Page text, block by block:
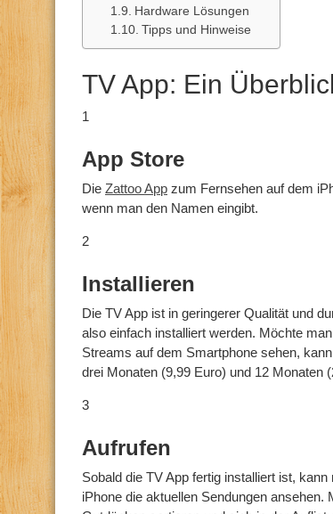
Hardware Lösungen
Tipps und Hinweise
TV App: Ein
1
App Store
Die Zattoo App zum Fernsehen auf dem
wenn man den Namen eingibt.
2
Installieren
Die TV App ist in geringerer Qualität und
also einfach installiert werden. Möchte
Streams auf dem Smartphone sehen,
drei Monaten (9,99 Euro) und 12 Monaten
3
Aufrufen
Sobald die TV App fertig installiert ist,
iPhone die aktuellen Sendungen